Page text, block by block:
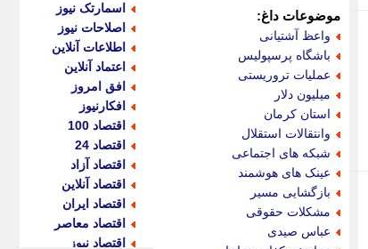
موضوعات داغ:
واعظ آشتیانی
باشگاه پرسپولیس
عملیات تروریستی
میلیون دلار
استان کرمان
وانتقالات استقلال
شبکه های اجتماعی
عینک های هوشمند
بازگشایی مسیر
مشکلات حقوقی
عباس صیدی
اسمارتک نیوز
اصلاحات نیوز
اطلاعات آنلاین
اعتماد آنلاین
افق امروز
افکارنیوز
اقتصاد 100
اقتصاد 24
اقتصاد آزاد
اقتصاد آنلاین
اقتصاد ایران
اقتصاد معاصر
اقتصاد نیوز